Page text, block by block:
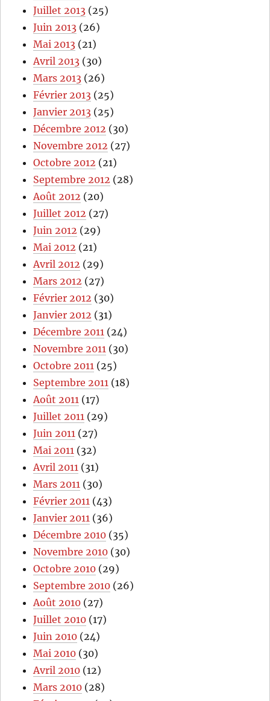
Juillet 2013 (25)
Juin 2013 (26)
Mai 2013 (21)
Avril 2013 (30)
Mars 2013 (26)
Février 2013 (25)
Janvier 2013 (25)
Décembre 2012 (30)
Novembre 2012 (27)
Octobre 2012 (21)
Septembre 2012 (28)
Août 2012 (20)
Juillet 2012 (27)
Juin 2012 (29)
Mai 2012 (21)
Avril 2012 (29)
Mars 2012 (27)
Février 2012 (30)
Janvier 2012 (31)
Décembre 2011 (24)
Novembre 2011 (30)
Octobre 2011 (25)
Septembre 2011 (18)
Août 2011 (17)
Juillet 2011 (29)
Juin 2011 (27)
Mai 2011 (32)
Avril 2011 (31)
Mars 2011 (30)
Février 2011 (43)
Janvier 2011 (36)
Décembre 2010 (35)
Novembre 2010 (30)
Octobre 2010 (29)
Septembre 2010 (26)
Août 2010 (27)
Juillet 2010 (17)
Juin 2010 (24)
Mai 2010 (30)
Avril 2010 (12)
Mars 2010 (28)